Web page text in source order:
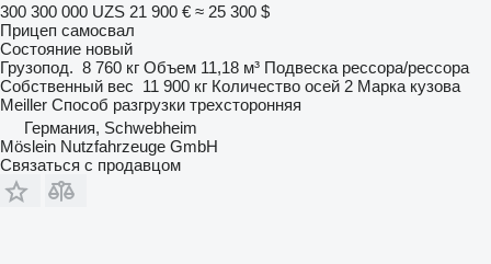
300 300 000 UZS 21 900 € ≈ 25 300 $
Прицеп самосвал
Состояние новый
Грузопод. 8 760 кг Объем 11,18 м³ Подвеска рессора/рессора
Собственный вес 11 900 кг Количество осей 2 Марка кузова
Meiller Способ разгрузки трехсторонняя
Германия, Schwebheim
Möslein Nutzfahrzeuge GmbH
Связаться с продавцом